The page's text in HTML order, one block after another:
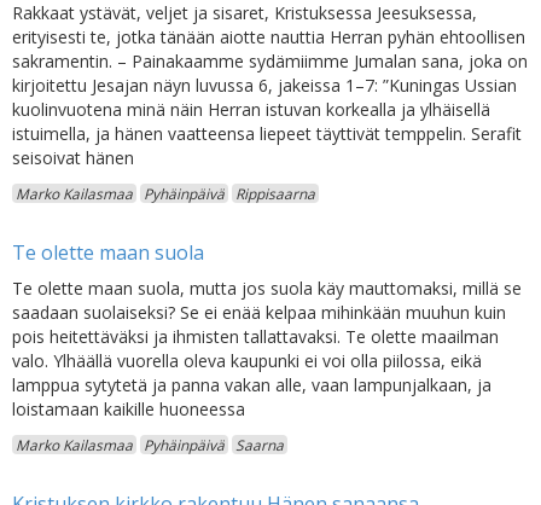
Rakkaat ystävät, veljet ja sisaret, Kristuksessa Jeesuksessa,
erityisesti te, jotka tänään aiotte nauttia Herran pyhän ehtoollisen
sakramentin. – Painakaamme sydämiimme Jumalan sana, joka on
kirjoitettu Jesajan näyn luvussa 6, jakeissa 1–7: ”Kuningas Ussian
kuolinvuotena minä näin Herran istuvan korkealla ja ylhäisellä
istuimella, ja hänen vaatteensa liepeet täyttivät temppelin. Serafit
seisoivat hänen
Marko Kailasmaa Pyhäinpäivä Rippisaarna
Te olette maan suola
Te olette maan suola, mutta jos suola käy mauttomaksi, millä se
saadaan suolaiseksi? Se ei enää kelpaa mihinkään muuhun kuin
pois heitettäväksi ja ihmisten tallattavaksi. Te olette maailman
valo. Ylhäällä vuorella oleva kaupunki ei voi olla piilossa, eikä
lamppua sytytetä ja panna vakan alle, vaan lampunjalkaan, ja
loistamaan kaikille huoneessa
Marko Kailasmaa Pyhäinpäivä Saarna